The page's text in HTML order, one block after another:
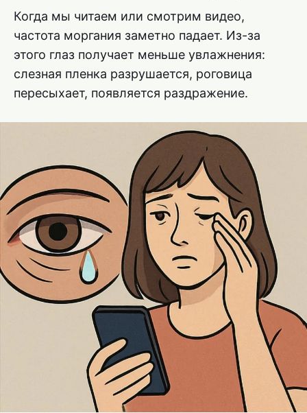
Когда мы читаем или смотрим видео,
частота моргания заметно падает. Из-за
этого глаз получает меньше увлажнения:
слезная пленка разрушается, роговица
пересыхает, появляется раздражение.